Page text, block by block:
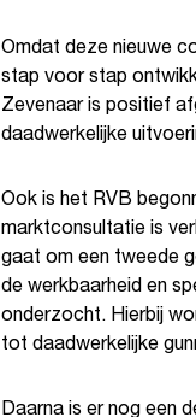
Omdat deze nieuwe
stap voor stap
Zevenaar is positief
daadwerkelijke
Ook is het RVB
marktconsultatie is
gaat om een tweede
de werkbaarheid en
onderzocht. Hierbij
tot daadwerkelijke
Daarna is er nog een